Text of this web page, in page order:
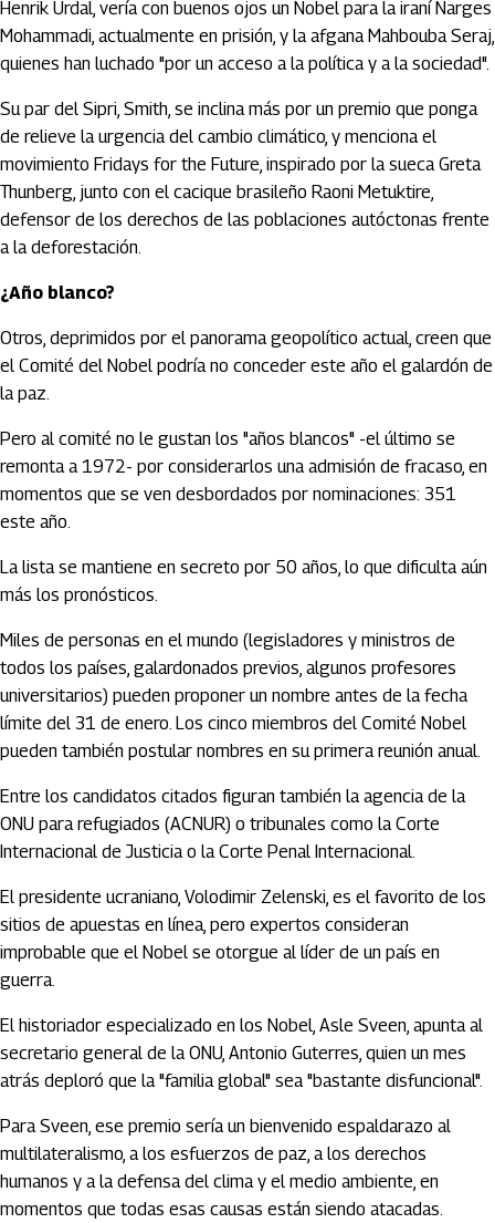
Henrik Urdal, vería con buenos ojos un Nobel para la iraní Narges
Mohammadi, actualmente en prisión, y la afgana Mahbouba Seraj,
quienes han luchado "por un acceso a la política y a la sociedad".
Su par del Sipri, Smith, se inclina más por un premio que ponga
de relieve la urgencia del cambio climático, y menciona el
movimiento Fridays for the Future, inspirado por la sueca Greta
Thunberg, junto con el cacique brasileño Raoni Metuktire,
defensor de los derechos de las poblaciones autóctonas frente
a la deforestación.
¿Año blanco?
Otros, deprimidos por el panorama geopolítico actual, creen que
el Comité del Nobel podría no conceder este año el galardón de
la paz.
Pero al comité no le gustan los "años blancos" -el último se
remonta a 1972- por considerarlos una admisión de fracaso, en
momentos que se ven desbordados por nominaciones: 351
este año.
La lista se mantiene en secreto por 50 años, lo que dificulta aún
más los pronósticos.
Miles de personas en el mundo (legisladores y ministros de
todos los países, galardonados previos, algunos profesores
universitarios) pueden proponer un nombre antes de la fecha
límite del 31 de enero. Los cinco miembros del Comité Nobel
pueden también postular nombres en su primera reunión anual.
Entre los candidatos citados figuran también la agencia de la
ONU para refugiados (ACNUR) o tribunales como la Corte
Internacional de Justicia o la Corte Penal Internacional.
El presidente ucraniano, Volodimir Zelenski, es el favorito de los
sitios de apuestas en línea, pero expertos consideran
improbable que el Nobel se otorgue al líder de un país en
guerra.
El historiador especializado en los Nobel, Asle Sveen, apunta al
secretario general de la ONU, Antonio Guterres, quien un mes
atrás deploró que la "familia global" sea "bastante disfuncional".
Para Sveen, ese premio sería un bienvenido espaldarazo al
multilateralismo, a los esfuerzos de paz, a los derechos
humanos y a la defensa del clima y el medio ambiente, en
momentos que todas esas causas están siendo atacadas.